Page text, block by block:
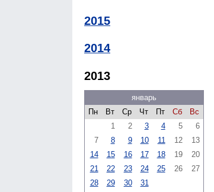
2015
2014
2013
январь
Пн
Вт Ср Чт Пт Сб
Вс
1
2 3 4 5
6
7
8 9 10 11 12
13
14
15 16 17 18 19
20
21
22 23 24 25 26
27
28
29 30 31